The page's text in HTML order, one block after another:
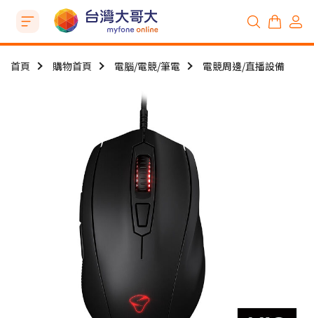
首頁 購物首頁 電腦/電競/筆電 電競周邊/直播設備